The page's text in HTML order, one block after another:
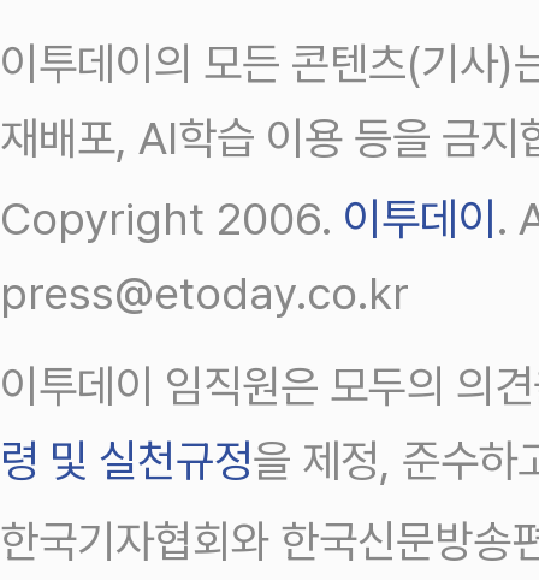
이투데이의 모든 콘텐츠(기사)
재배포, AI학습 이용 등을 금지
Copyright 2006. 이투데이 .
press@etoday.co.kr
이투데이 임직원은 모두의 의
령 및 실천규정을 제정, 준수하
한국기자협회와 한국신문방송